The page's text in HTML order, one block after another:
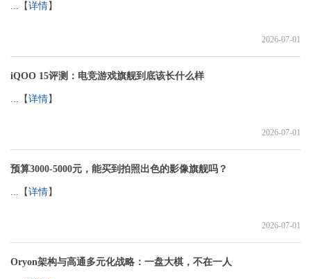
...【详情】
2026-07-01
iQOO 15评测：电竞游戏旗舰到底该长什么样
...【详情】
2026-07-01
预算3000-5000元，能买到拍照出色的影像旗舰吗？
...【详情】
2026-07-01
Oryon架构与高通多元化战略：一盘大棋，不在一人